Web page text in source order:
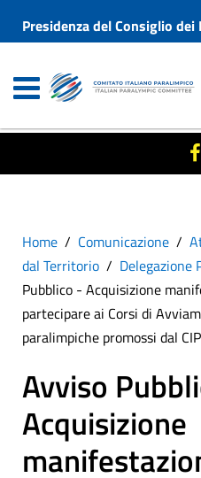
Presidenza del Consiglio
Home Comunicazione
dal Territorio
Delegazione
Pubblico - Acquisizione
partecipare ai Corsi di
paralimpiche promossi dal
Avviso
Acquisizione